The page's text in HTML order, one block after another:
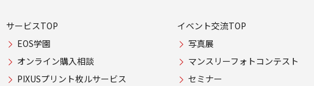
サービスTOP
EOS学園
オンライン購入相談
PIXUSプリント枚ルサービス
イベント交流TOP
写真展
マンスリーフォトコンテスト
セミナー